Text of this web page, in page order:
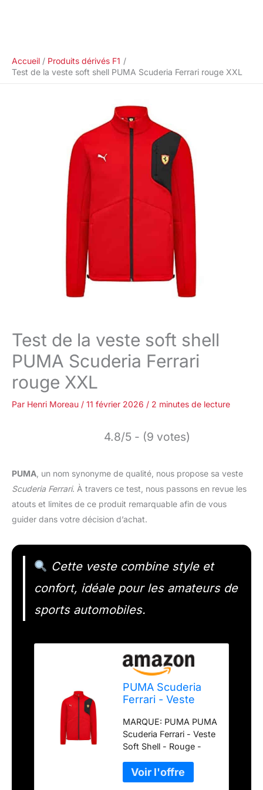
Accueil
Produits dérivés F1
Test de la veste soft shell PUMA Scuderia Ferrari rouge XXL
Test de la veste soft shell
PUMA Scuderia Ferrari
rouge XXL
Par Henri Moreau / 11 février 2026 / 2 minutes de lecture
4.8/5 - (9 votes)
PUMA , un nom synonyme de qualité, nous propose sa veste
Scuderia Ferrari. À travers ce test, nous passons en revue les
atouts et limites de ce produit remarquable afin de vous
guider dans votre décision d’achat.
Cette veste combine style et
confort, idéale pour les amateurs de
sports automobiles.
PUMA Scuderia
Ferrari - Veste
- Taille: XXL
MARQUE: PUMA PUMA
Scuderia Ferrari - Veste
Soft Shell - Rouge -
PRODUIT:MANTEAU La
couleur rouge